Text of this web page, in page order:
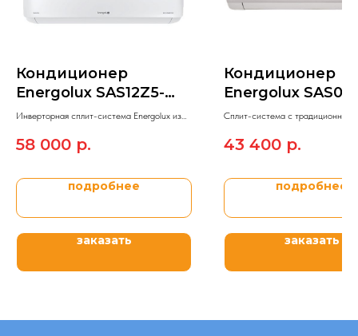
Кондиционер
Energolux SAS12Z5-
AI/SAU12Z5-AI
Инверторная сплит-система Energolux из
58 000 р.
подробнее
заказать
Кондиционер
Energolux
A/SAU09BD1-A
Сплит-система c традиционным
43 400 р.
подробнее
заказать